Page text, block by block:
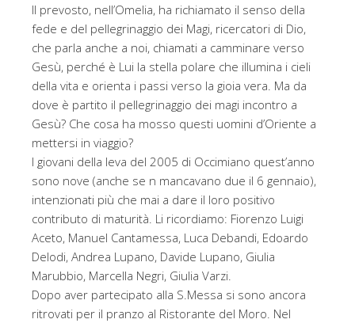
Il prevosto, nell’Omelia, ha richiamato il senso della
fede e del pellegrinaggio dei Magi, ricercatori di Dio,
che parla anche a noi, chiamati a camminare verso
Gesù, perché è Lui la stella polare che illumina i cieli
della vita e orienta i passi verso la gioia vera. Ma da
dove è partito il pellegrinaggio dei magi incontro a
Gesù? Che cosa ha mosso questi uomini d’Oriente a
mettersi in viaggio?
I giovani della leva del 2005 di Occimiano quest’anno
sono nove (anche se n mancavano due il 6 gennaio),
intenzionati più che mai a dare il loro positivo
contributo di maturità. Li ricordiamo: Fiorenzo Luigi
Aceto, Manuel Cantamessa, Luca Debandi, Edoardo
Delodi, Andrea Lupano, Davide Lupano, Giulia
Marubbio, Marcella Negri, Giulia Varzi.
Dopo aver partecipato alla S.Messa si sono ancora
ritrovati per il pranzo al Ristorante del Moro. Nel